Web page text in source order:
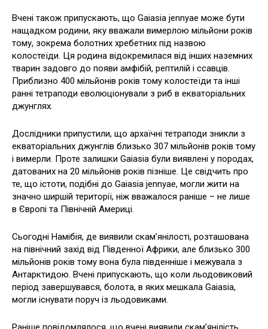
Вчені також припускають, що Gaiasia jennyae може бути
нащадком родини, яку вважали вимерлою мільйони років
тому, зокрема болотних хребетних під назвою
колостеїди. Ця родина відокремилася від інших наземних
тварин задовго до появи амфібій, рептилій і ссавців.
Приблизно 400 мільйонів років тому колостеїди та інші
ранні тетраподи еволюціонували з риб в екваторіальних
джунглях.
Дослідники припустили, що архаїчні тетраподи зникли з
екваторіальних джунглів близько 307 мільйонів років тому
і вимерли. Проте залишки Gaiasia були виявлені у породах,
датованих на 20 мільйонів років пізніше. Це свідчить про
те, що істоти, подібні до Gaiasia jennyae, могли жити на
значно ширшій території, ніж вважалося раніше – не лише
в Європі та Північній Америці.
Сьогодні Намібія, де виявили скам’янілості, розташована
на північний захід від Південної Африки, але близько 300
мільйонів років тому вона була південніше і межувала з
Антарктидою. Вчені припускають, що коли льодовиковий
період завершувався, болота, в яких мешкала Gaiasia,
могли існувати поруч із льодовиками.